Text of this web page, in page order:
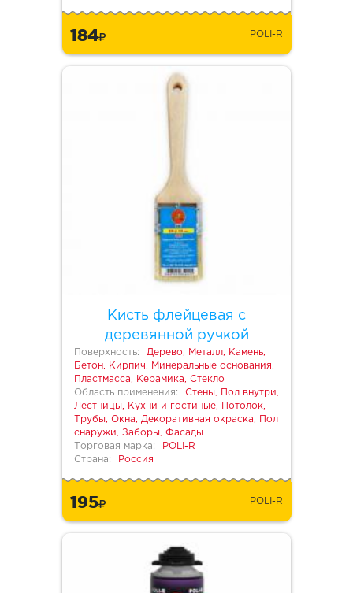
184 POLI-R
Кисть флейцевая с
деревянной ручкой
Поверхность:
Дерево, Металл, Камень,
Бетон, Кирпич, Минеральные основания,
Пластмасса, Керамика, Стекло
Область применения:
Стены, Пол внутри,
Лестницы, Кухни и гостиные, Потолок,
Трубы, Окна, Декоративная окраска, Пол
снаружи, Заборы, Фасады
Торговая марка:
POLI-R
Страна:
Россия
195 POLI-R